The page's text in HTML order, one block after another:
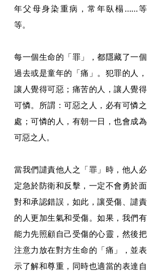
年父母身染重病，常年臥榻……等
等。
每一個生命的「罪」，都隱藏了一個
過去或是童年的「痛」。犯罪的人，
讓人覺得可惡；痛苦的人，讓人覺得
可憐。所謂：可惡之人，必有可憐之
處；可憐的人，有朝一日，也會成為
可惡之人。
當我們譴責他人之「罪」時，他人必
定急於防衛和反擊，一定不會勇於面
對和承認錯誤，如此，讓受傷、譴責
的人更加生氣和受傷。如果，我們有
能力先照顧自己受傷的心靈，然後把
注意力放在對方生命的「痛」，並表
示了解和尊重，同時也適當的表達自